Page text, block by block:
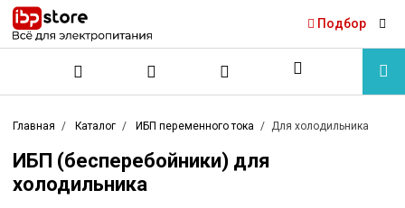
Подбор
Главная Каталог ИБП переменного тока Для холодильника
ИБП (бесперебойники) для
холодильника